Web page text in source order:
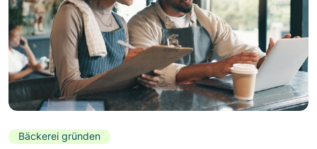
Bäckerei gründen